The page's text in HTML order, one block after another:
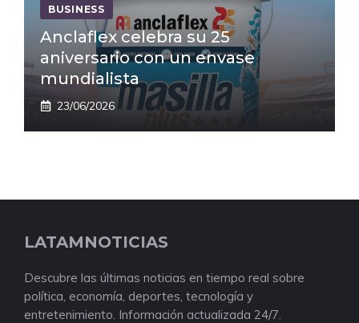
BUSINESS
Anclaflex celebra su 25
aniversario con un envase
mundialista
23/06/2026
LATAMNOTICIAS
Descubre las últimas noticias en tiempo real sobre
política, economía, deportes, tecnología y
entretenimiento. Información actualizada 24/7.